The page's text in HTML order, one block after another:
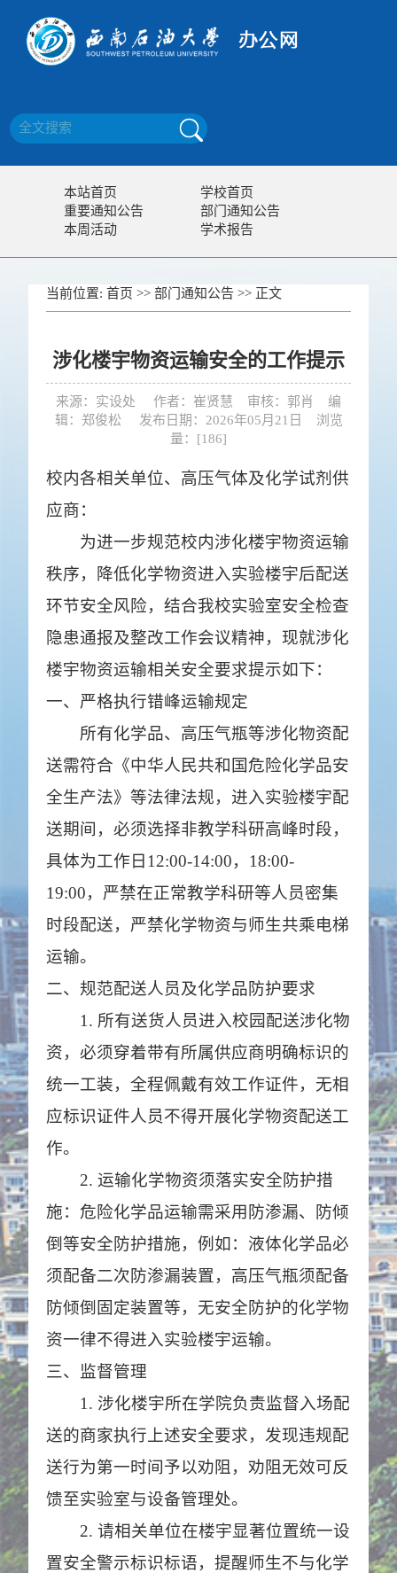
本站首页
学校首页
重要通知公告
部门通知公告
本周活动
学术报告
当前位置:首页 >>部门通知公告 >> 正文
涉化楼宇物资运输安全的工作提示
来源：实设处 作者：崔贤慧 审核：郭肖 编
辑：郑俊松 发布日期：2026年05月21日 浏览
量：[186]
校内各相关单位、 高压气体及化学试剂供
应商：
为进一步规范校内涉化楼宇物资运输
秩序， 降低化学物资进入实验楼宇后配送
环节安全风险，结合我校实验室安全检查
隐患通报及整改工作会议精神，现就涉化
楼宇物资运输相关安全要求提示如下：
一、严格执行错峰运输规定
所有化学品、高压气瓶等涉化物资配
送需符合《中华人民共和国危险化学品安
全生产法》等法律法规， 进入实验楼宇配
送期间 ，必须选择非教学科研高峰时段，
具体为工作日12:00-14:00， 18:00-
19:00，严禁在正常教学科研等人员密集
时段配送，严禁化学物资与师生共乘电梯
运输。
二、规范配送人员及化学品防护要求
1. 所有送货人员进入校园配送涉化物
资，必须穿着带有所属供应商明确标识的
统一工装，全程佩戴有效工作证件，无相
应标识证件人员不得开展化学物资配送工
作。
2. 运输化学物资须落实安全防护措
施： 危险化学品运输需采用防渗漏、防倾
倒等安全防护措施，例如：液体化学品必
须配备二次防渗漏装置，高压气瓶须配备
防倾倒固定装置等，无安全防护的化学物
资一律不得进入实验楼宇运输。
三、监督管理
1. 涉化楼宇所在学院负责监督入场配
送的商家执行上述安全要求，发现违规配
送行为第一时间予以劝阻，劝阻无效可反
馈至实验室与设备管理处。
2. 请相关单位在楼宇显著位置统一设
置安全警示标识标语，提醒师生不与化学